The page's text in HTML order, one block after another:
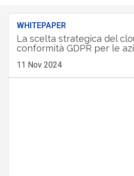
WHITEPAPER
La scelta strategica del
conformità GDPR per le
11 Nov 2024